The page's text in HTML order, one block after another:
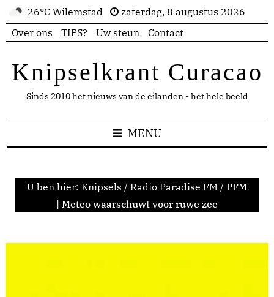
26°C Wilemstad
zaterdag, 8 augustus 2026
Over ons
TIPS? Uw steun Contact
Knipselkrant Curacao
Sinds 2010 het nieuws van de eilanden - het hele beeld
MENU
U ben hier: Knipsels / Radio Paradise FM / PFM
| Meteo waarschuwt voor ruwe zee